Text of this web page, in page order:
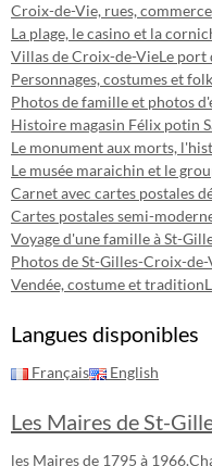
Croix-de-Vie, rues,
La plage, le casino et la
Villas de Croix-de-VieLe port
Personnages, costumes et
Photos de famille et photos
Histoire magasin Félix potin
Le monument aux morts,
Le musée maraichin et le
Carnet avec cartes postales
Cartes postales semi-
Voyage d'une famille à St-
Photos de St-Gilles-Croix-
Vendée, costume et tradition
Langues disponibles
Français English
Les Maires de St-
les Maires de 1795 à 1966.